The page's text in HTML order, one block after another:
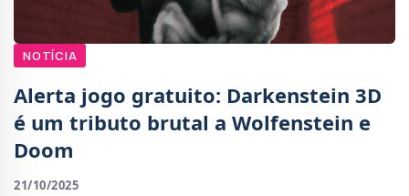
NOTÍCIA
Alerta jogo gratuito: Darkenstein 3D
é um tributo brutal a Wolfenstein e
Doom
21/10/2025